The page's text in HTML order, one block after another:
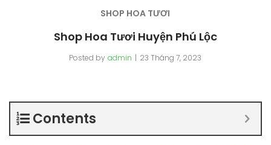
SHOP HOA TƯƠI
Shop Hoa Tươi Huyện Phú Lộc
Posted by admin 23 Tháng 7, 2023
Contents